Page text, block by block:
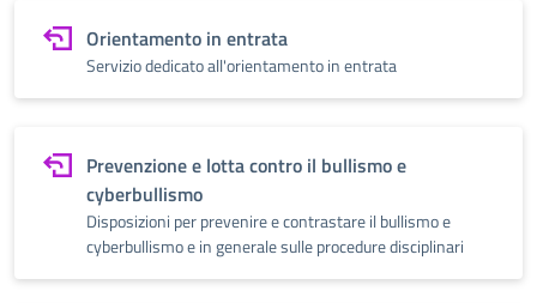
Orientamento in entrata
Servizio dedicato all'orientamento in entrata
Prevenzione e lotta contro il bullismo e
cyberbullismo
Disposizioni per prevenire e contrastare il bullismo e
cyberbullismo e in generale sulle procedure disciplinari